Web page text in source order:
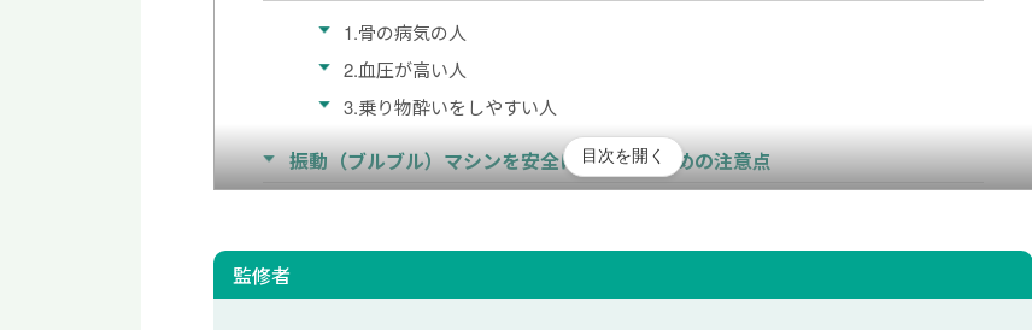
1.骨の病気の人
2.血圧が高い人
3.乗り物酔いをしやすい人
振動（ブルブル）マシンを安全に使用するための注意点
2.長くても1日1時間までの使用にする
目次を開く
監修者